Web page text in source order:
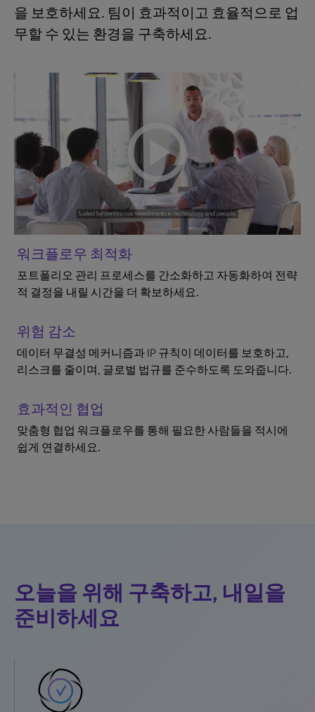
을 보호하세요. 팀이 효과적이고 효율적으로 업
무할 수 있는 환경을 구축하세요.
워크플로우 최적화
포트폴리오 관리 프로세스를 간소화하고 자동화하여 전략
적 결정을 내릴 시간을 더 확보하세요.
위험 감소
데이터 무결성 메커니즘과 IP 규칙이 데이터를 보호하고,
리스크를 줄이며, 글로벌 법규를 준수하도록 도와줍니다.
효과적인 협업
맞춤형 협업 워크플로우를 통해 필요한 사람들을 적시에
쉽게 연결하세요.
오늘을 위해 구축하고, 내일을
준비하세요